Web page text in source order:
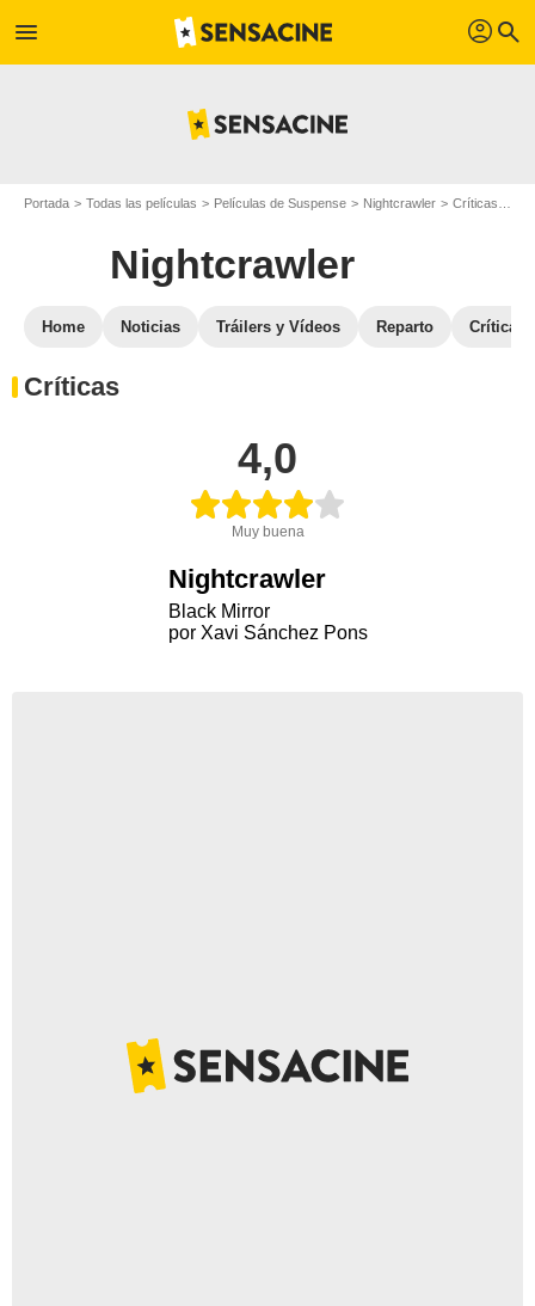
menu profil search
Portada Todas las películas Películas de Suspense Nightcrawler Críticas de Nightcrawler
Nightcrawler
Home Noticias Tráilers y Vídeos Reparto Críticas
Críticas
4,0
Muy buena
Nightcrawler
Black Mirror
por Xavi Sánchez Pons